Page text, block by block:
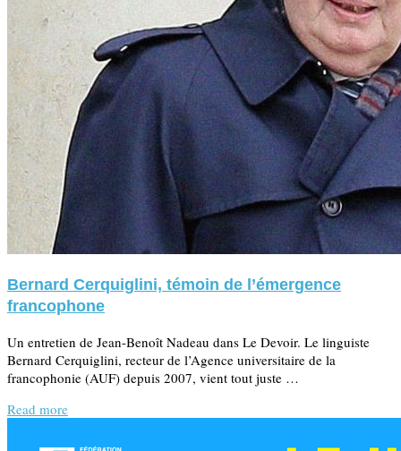
Bernard Cerquiglini, témoin de l’émergence
francophone
Un entretien de Jean-Benoît Nadeau dans Le Devoir. Le linguiste
Bernard Cerquiglini, recteur de l’Agence universitaire de la
francophonie (AUF) depuis 2007, vient tout juste …
Read more